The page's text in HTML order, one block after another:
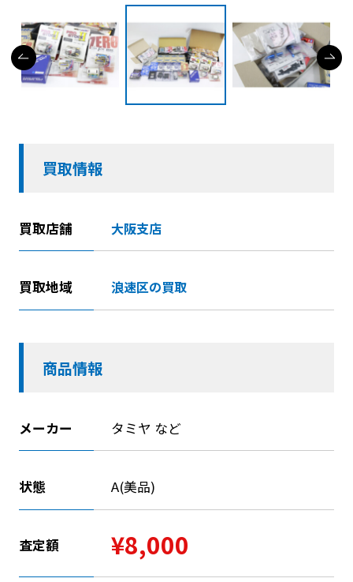
買取情報
買取店舗 大阪支店
買取地域 浪速区の買取
商品情報
メーカー タミヤ など
状態 A(美品)
査定額 ¥8,000